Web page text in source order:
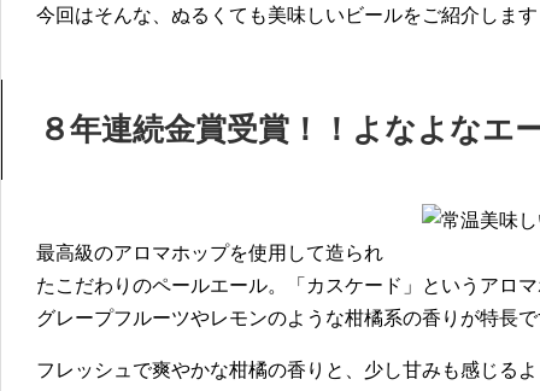
今回はそんな、ぬるくても美味しいビールをご紹介しま
８年連続金賞受賞！！よなよなエ
最高級のアロマホップを使用して造られ
たこだわりのペールエール。「カスケード」というアロ
グレープフルーツやレモンのような柑橘系の香りが特長
フレッシュで爽やかな柑橘の香りと、少し甘みも感じる